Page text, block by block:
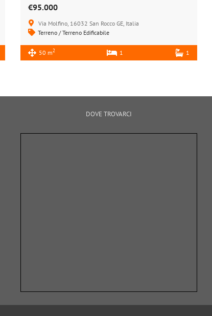
€95.000
Via Molfino, 16032 San Rocco GE, Italia
Terreno / Terreno Edificabile
50 m2 1 1
DOVE TROVARCI